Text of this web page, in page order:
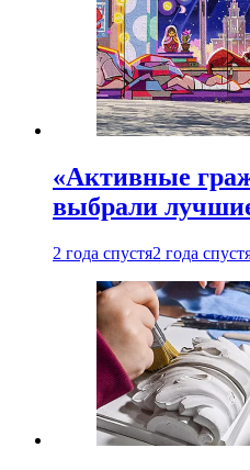
«Активные
выбрали
2 года спустя2 года